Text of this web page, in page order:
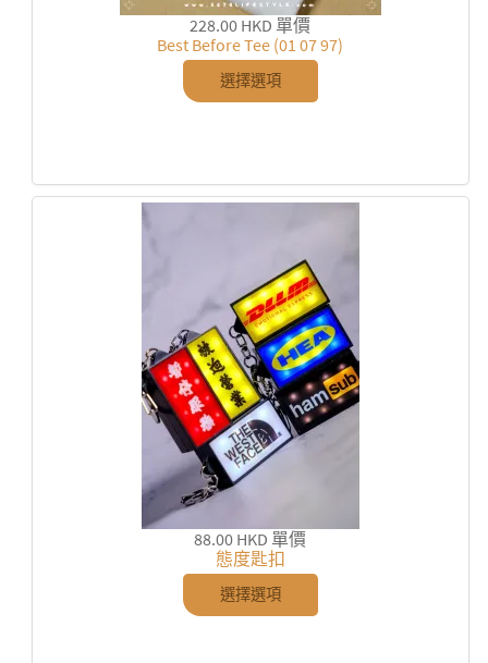
228.00 HKD 單價
Best Before Tee (01 07 97)
選擇選項
88.00 HKD 單價
態度匙扣
選擇選項